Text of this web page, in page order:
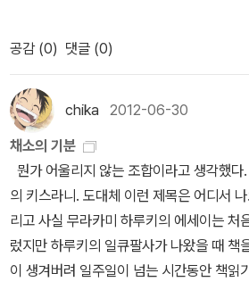
지를 던진다.뜬금없이 엘릭시르 책장에서
맞추면, 이야기하기 쉽지 않은 주제를 흥미
재주가 탁월한 작가다. 신간이 늘 기대되는 작가! 마
<귀족 탐정> 탐정이면서도 추리는 하지 않
탐정이란 유니크하고 유머러스한 소재를
리의 기본에 충실하게 치밀한 트릭과 논리
있는 구성으로 잘 그려낸 본격미스터리 단
는 하지 않는다는 유머러스한 설정 덕분에
웃음 짓게 만드는 독특한 전개를 선보인다
는 사건과 그 해결의 과정은 본격미스터리
습니다. 예쁜데다가 질감도 좋아서 곁에
보고 싶은 책. 2. 안주 - 미야베 미유키,
펴내는 미미여사의 에도시리즈 연장선상
경우 굉장히 신경써서 만든 띠지까지 합쳐
습니다. 시리즈 다른 작품들보다 이 '흑백'-'
서 만드신 듯. 3. 인형관의 살인 - 아야츠
어 사실 인형관의 살인을 비롯 한스미디어
가운데 최근의 장정(수차관, 인형관, 흑묘
싶습니다. 물론 표지에 그려진 이미지 자
지만 책 크기, 표지 질감, 커버형태 등 쭉
즈 모아야겠다', '아, 이 시리즈 모으길 잘
속으로 비웃는 건 찰나다. 그러니까 -
저지르고 피해자의 손가락을 잘라가는
결말이. 보이지 않았고 추정할 수도 없
- 아, 그 자식， 하며 무미건조함에서
반전. 파격적인 반전, 이라고 이야기 하
인 기호이다. 또한 내가 이 책을 아주 잘,
만들어진 책이다, 고 생각할만큼 나는 이
마음에 든다. 희열, 그래 아마 나는 그 반전
력한 희열감에 몸서리를 쳤었다. 주인공
내려갈 수도 없는 밑바닥을 치는 부분. 아마
가 갈리는 단편집인 <아오이가든>을 읽고
요. ^^그 뒤로 나온 <사육장 쪽으로>, <재
역시 제게는 <아오이가든>의 강렬함이 아
중 <서쪽 숲>이라는 몽환적인, 혹은 기괴한
데, <서쪽 숲에 갔다>는 제목만으로는 아
(?)인듯 합니다. 사라져버린 형제를 찾으러
과연 어떤 상황에 놓이게 되는 것일까요.
는 추천하는 바입니다. 미나토 가나에 <
많은 표를 얻었음에도 아쉽게 좌절된 <왕
또 신작이 나왔네요. 매우 반가운 일입니다
나에의 작품들 중 그래도 희망이 보이는
공감 (0) 댓글 (0)
chika 2012-06-30
채소의 기분
뭔가 어울리지 않는 조합이라고 생각했
의 키스라니. 도대체 이런 제목은 어디서
리고 사실 무라카미 하루키의 에세이는 처
렀지만 하루키의 일큐팔사가 나왔을 때 책
이 생겨버려 일주일이 넘는 시간동안 책읽